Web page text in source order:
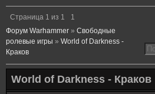
Страница 1 из 1
1
Форум Warhammer » Свободные
ролевые игры » World of Darkness -
Краков
World of Darkness - Краков